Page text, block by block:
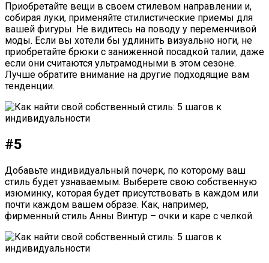
Приобретайте вещи в своем стилевом направлении и,
собирая луки, применяйте стилистические приемы для
вашей фигуры. Не видитесь на поводу у переменчивой
моды. Если вы хотели бы удлинить визуально ноги, не
приобретайте брюки с заниженной посадкой талии, даже
если они считаются ультрамодными в этом сезоне.
Лучше обратите внимание на другие подходящие вам
тенденции.
#5
Добавьте индивидуальный почерк, по которому ваш
стиль будет узнаваемым. Выберете свою собственную
изюминку, которая будет присутствовать в каждом или
почти каждом вашем образе. Как, например,
фирменный стиль Анны Винтур – очки и каре с челкой.